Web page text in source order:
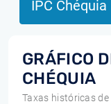
IPC Chéquia
GRÁFICO
CHÉQUIA
Taxas históricas